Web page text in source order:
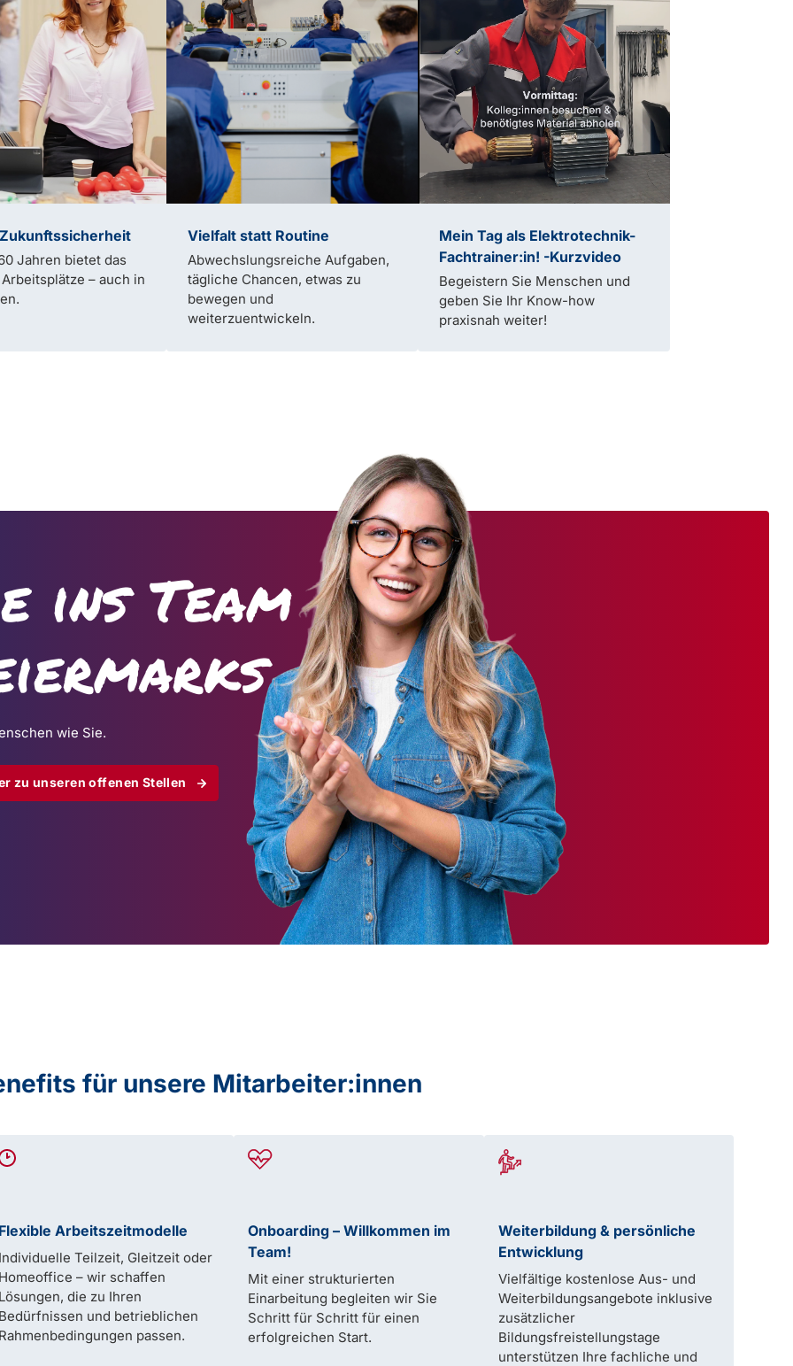
Jahren bietet das
– auch in
Vielfalt statt Routine
Abwechslungsreiche Aufgaben,
tägliche Chancen, etwas zu
bewegen und
weiterzuentwickeln.
Mein Tag als Elektrotechnik-
Fachtrainer:in! -Kurzvideo
Begeistern Sie Menschen und
geben Sie Ihr Know-how
praxisnah weiter!
ins Team
wie Sie.
zu unseren offenen Stellen
für unsere Mitarbeiter:innen
Arbeitszeitmodelle
Teilzeit, Gleitzeit oder
– wir schaffen
die zu Ihren
und betrieblichen
passen.
Onboarding – Willkommen im
Team!
Mit einer strukturierten
Einarbeitung begleiten wir Sie
Schritt für Schritt für einen
erfolgreichen Start.
Weiterbildung & persönliche
Entwicklung
Vielfältige kostenlose Aus- und
Weiterbildungsangebote inklusive
zusätzlicher
Bildungsfreistellungstage
unterstützen Ihre fachliche und